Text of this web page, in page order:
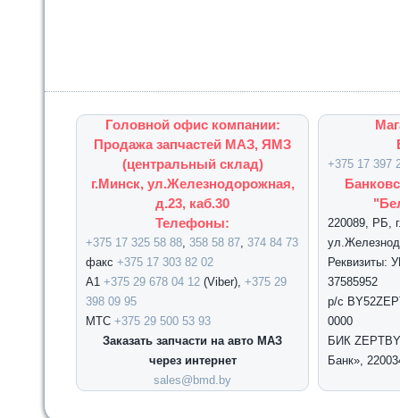
Головной офис компании:
Продажа запчастей МАЗ, ЯМЗ
(центральный склад)
г.Минск, ул.Железнодорожная,
д.23, каб.30
Телефоны:
+375 17 325 58 88, 358 58 87, 374 84 73
факс +375 17 303 82 02
А1 +375 29 678 04 12 (Viber), +375 29
398 09 95
МТС +375 29 500 53 93
Заказать запчасти на авто МАЗ
через интернет
sales@bmd.by
+375 17 397
220089, РБ,
Реквизиты:
37585952
р/с
0000
БИК
Банк»,